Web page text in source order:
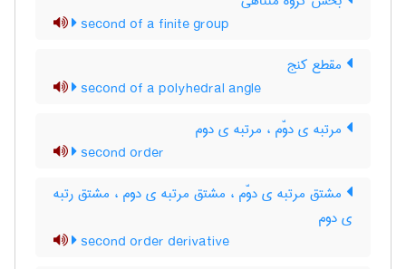
second of a finite group
مقطع کنج
second of a polyhedral angle
مرتبه ی دوّم ، مرتبه ی دوم
second order
مشتق مرتبه ی دوّم ، مشتق مرتبه ی دوم ، مشتق رتبه
ی دوم
second order derivative